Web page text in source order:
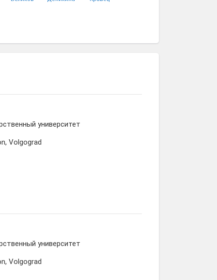
университет
Volgograd
университет
Volgograd